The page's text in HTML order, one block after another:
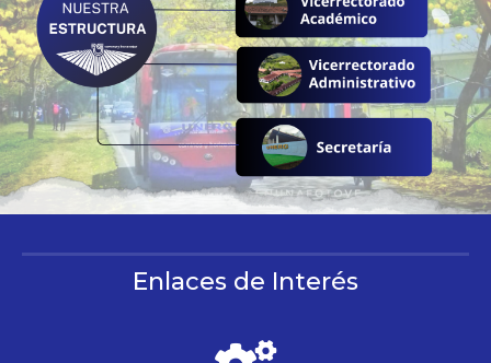
Enlaces de Interés